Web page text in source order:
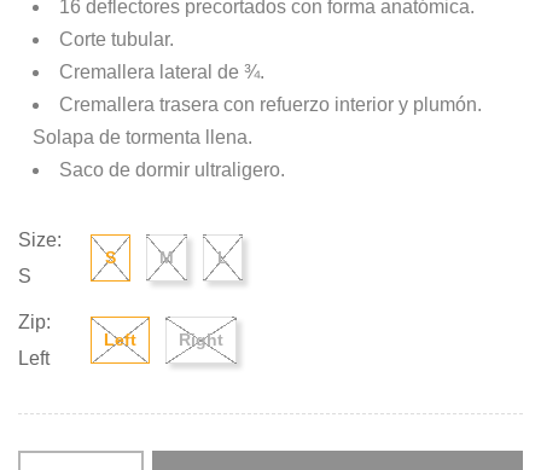
16 deflectores precortados con forma anatómica.
Corte tubular.
Cremallera lateral de ¾.
Cremallera trasera con refuerzo interior y plumón.
Solapa de tormenta llena.
Saco de dormir ultraligero.
Size:
S
S M L
Zip:
Left
Left Right